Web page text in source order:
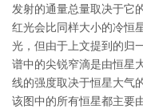
发射的通量总量取决于它
红光会比同样大小的冷恒
光，但由于上文提到的归
谱中的尖锐窄滴是由恒星
线的强度取决于恒星大气
该图中的所有恒星都主要